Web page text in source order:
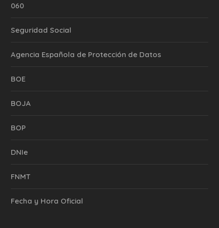
060
Seguridad Social
Agencia Española de Protección de Datos
BOE
BOJA
BOP
DNIe
FNMT
Fecha y Hora Oficial